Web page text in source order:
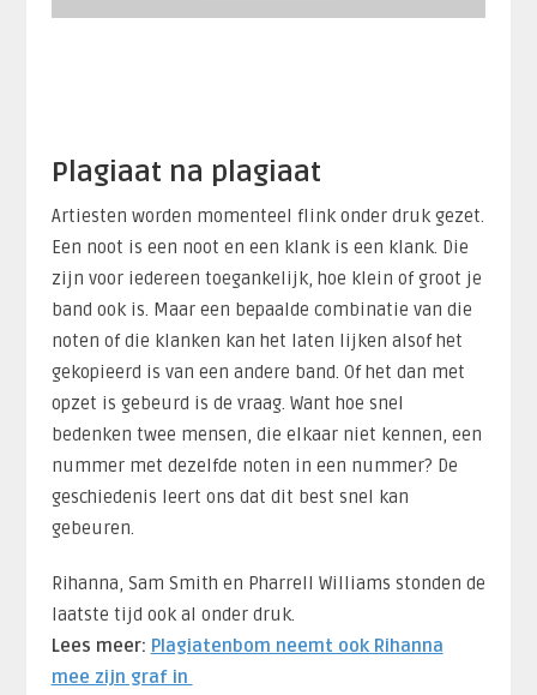
Plagiaat na plagiaat
Artiesten worden momenteel flink onder druk gezet.
Een noot is een noot en een klank is een klank. Die
zijn voor iedereen toegankelijk, hoe klein of groot je
band ook is. Maar een bepaalde combinatie van die
noten of die klanken kan het laten lijken alsof het
gekopieerd is van een andere band. Of het dan met
opzet is gebeurd is de vraag. Want hoe snel
bedenken twee mensen, die elkaar niet kennen, een
nummer met dezelfde noten in een nummer? De
geschiedenis leert ons dat dit best snel kan
gebeuren.
Rihanna, Sam Smith en Pharrell Williams stonden de
laatste tijd ook al onder druk.
Lees meer: Plagiatenbom neemt ook Rihanna
mee zijn graf in